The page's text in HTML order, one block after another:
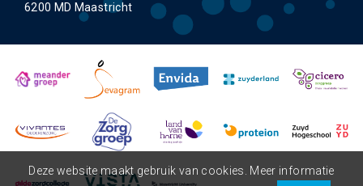
6200 MD Maastricht
Deze website maakt gebruik van cookies. Meer informatie